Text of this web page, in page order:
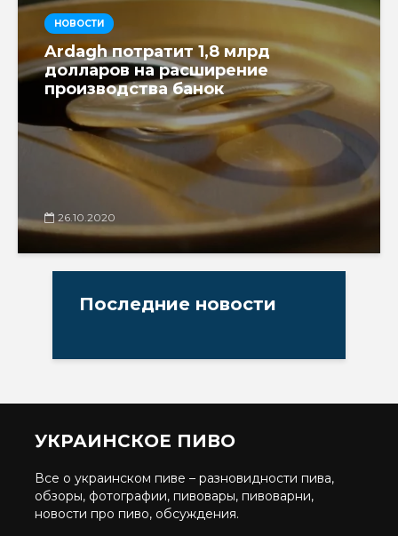
НОВОСТИ
Ardagh потратит 1,8 млрд
долларов на расширение
производства банок
26.10.2020
Последние новости
УКРАИНСКОЕ ПИВО
Все о украинском пиве – разновидности пива,
обзоры, фотографии, пивовары, пивоварни,
новости про пиво, обсуждения.